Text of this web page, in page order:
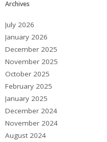
Archives
July 2026
January 2026
December 2025
November 2025
October 2025
February 2025
January 2025
December 2024
November 2024
August 2024